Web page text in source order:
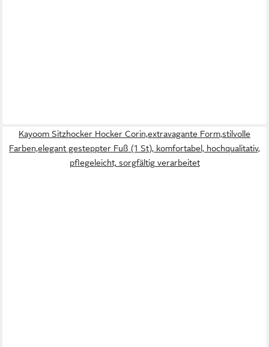
Kayoom Sitzhocker Hocker Corin,extravagante Form,stilvolle
Farben,elegant gesteppter Fuß (1 St), komfortabel, hochqualitativ,
pflegeleicht, sorgfältig verarbeitet